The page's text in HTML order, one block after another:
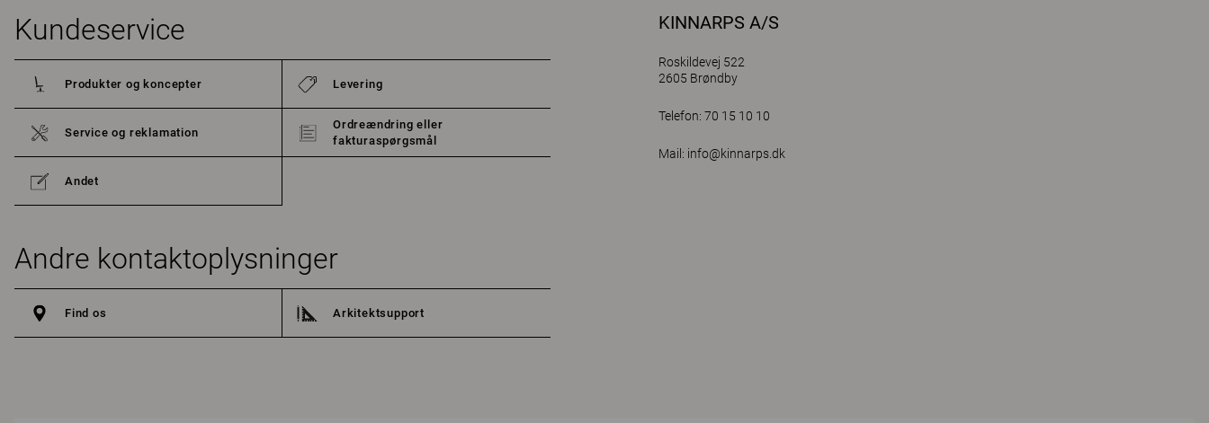
Kundeservice
Produkter og koncepter Levering
Service og reklamation
Ordreændring eller
fakturaspørgsmål
Andet
Andre kontaktoplysninger
Find os Arkitektsupport
KINNARPS A/S
Roskildevej 522
2605 Brøndby
Telefon: 70 15 10 10
Mail: info@kinnarps.dk